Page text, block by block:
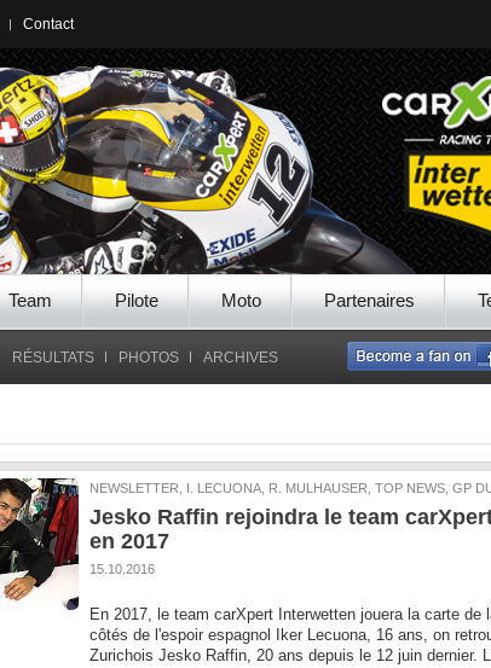
Contact
Team Pilote Moto Partenaires
RÉSULTATS PHOTOS ARCHIVES
NEWSLETTER, I. LECUONA, R. MULHAUSER, TOP NEWS, GP
Jesko Raffin rejoindra le team
en 2017
15.10.2016
En 2017, le team carXpert Interwetten jouera la carte de
côtés de l'espoir espagnol Iker Lecuona, 16 ans, on
Zurichois Jesko Raffin, 20 ans depuis le 12 juin dernier.